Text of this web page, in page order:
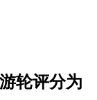
轮评分为